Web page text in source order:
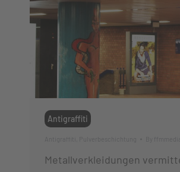
Antigraffiti
Metallverkleidungen